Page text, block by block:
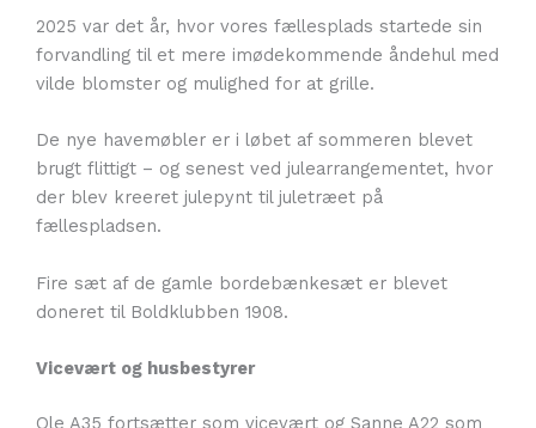
2025 var det år, hvor vores fællesplads startede sin
forvandling til et mere imødekommende åndehul med
vilde blomster og mulighed for at grille.
De nye havemøbler er i løbet af sommeren blevet
brugt flittigt – og senest ved julearrangementet, hvor
der blev kreeret julepynt til juletræet på
fællespladsen.
Fire sæt af de gamle bordebænkesæt er blevet
doneret til Boldklubben 1908.
Vicevært og husbestyrer
Ole A35 fortsætter som vicevært og Sanne A22 som